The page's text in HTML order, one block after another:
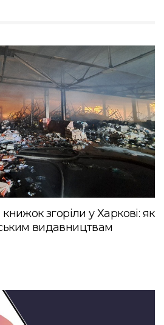
згоріли у Харкові: як
видавництвам